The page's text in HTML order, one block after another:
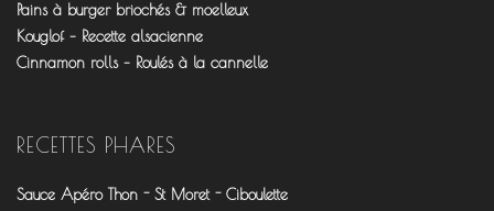
Pains à burger briochés & moelleux
Kouglof – Recette alsacienne
Cinnamon rolls – Roulés à la cannelle
RECETTES PHARES
Sauce Apéro Thon - St Moret - Ciboulette